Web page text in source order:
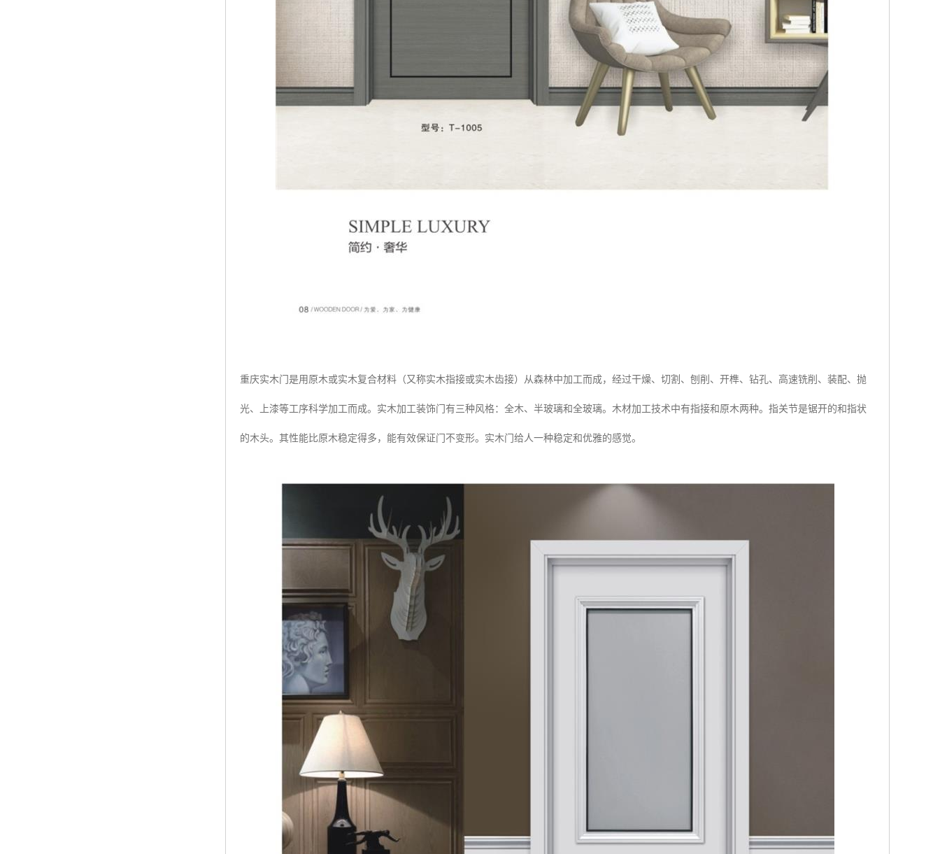
重庆实木门是用原木或实木复合材料（又称实木指接或实木齿接）从森林中加工而成，经过干燥、切割、刨削、开榫、钻孔、高速铣削、装配、抛
光、上漆等工序科学加工而成。实木加工装饰门有三种风格：全木、半玻璃和全玻璃。木材加工技术中有指接和原木两种。指关节是锯开的和指状
的木头。其性能比原木稳定得多，能有效保证门不变形。实木门给人一种稳定和优雅的感觉。